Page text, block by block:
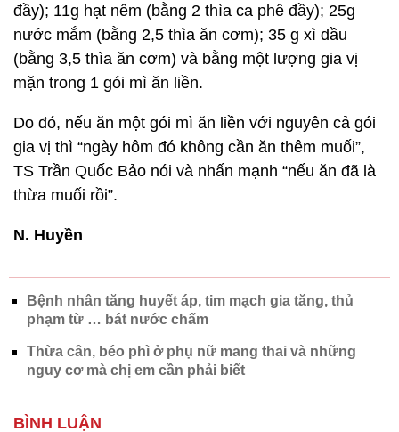
đầy); 11g hạt nêm (bằng 2 thìa ca phê đầy); 25g
nước mắm (bằng 2,5 thìa ăn cơm); 35 g xì dầu
(bằng 3,5 thìa ăn cơm) và bằng một lượng gia vị
mặn trong 1 gói mì ăn liền.
Do đó, nếu ăn một gói mì ăn liền với nguyên cả gói
gia vị thì “ngày hôm đó không cần ăn thêm muối”,
TS Trần Quốc Bảo nói và nhấn mạnh “nếu ăn đã là
thừa muối rồi”.
N. Huyền
Bệnh nhân tăng huyết áp, tim mạch gia tăng, thủ
phạm từ … bát nước chấm
Thừa cân, béo phì ở phụ nữ mang thai và những
nguy cơ mà chị em cần phải biết